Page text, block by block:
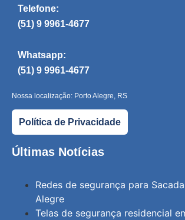
Telefone:
(51) 9 9961-4677
Whatsapp:
(51) 9 9961-4677
Nossa localização: Porto Alegre, RS
Política de Privacidade
Últimas Notícias
Redes de segurança para
Alegre
Telas de segurança residencial